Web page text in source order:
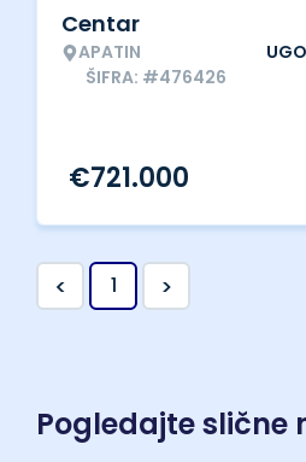
Centar
APATIN
ŠIFRA: #476426
€721.000
< 1 >
Pogledajte slične